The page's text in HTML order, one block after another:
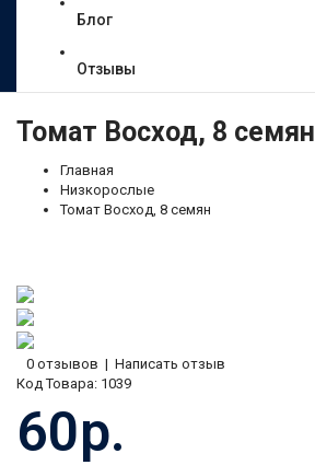
Блог
Отзывы
Томат Восход, 8 семян
Главная
Низкорослые
Томат Восход, 8 семян
0 отзывов | Написать отзыв
Код Товара: 1039
60р.